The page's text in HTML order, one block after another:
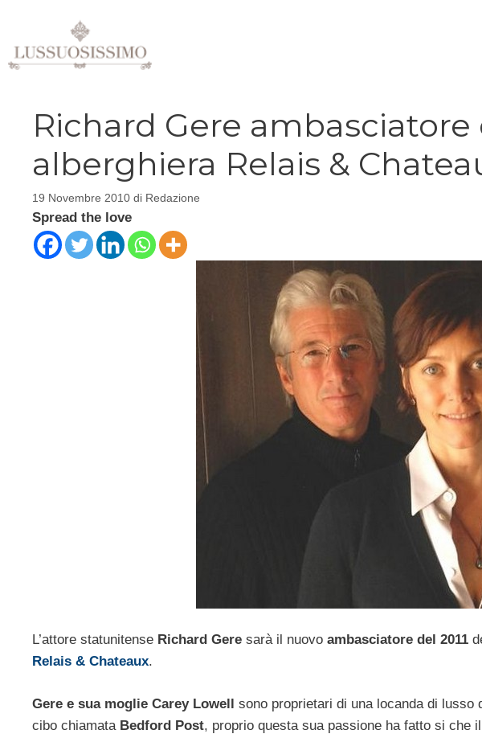
contenuto
Richard Gere
alberghiera Relais &
19 Novembre 2010 di Redazione
Spread the love
L’attore statunitense Richard Gere sarà il nuovo ambasciatore del 2011
Relais & Chateaux.
Gere e sua moglie Carey Lowell sono proprietari di una locanda di
cibo chiamata Bedford Post, proprio questa sua passione ha fatto si che